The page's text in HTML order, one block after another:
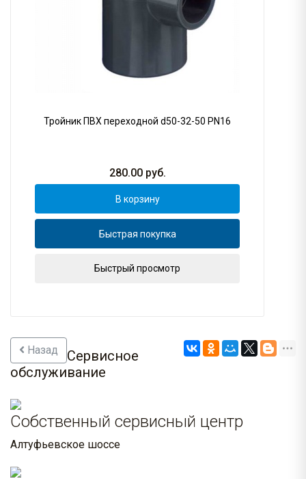
Тройник ПВХ переходной d50-32-50 PN16
280.00руб.
В корзину
Быстрая покупка
Быстрый просмотр
Назад
Сервисное
обслуживание
Собственный сервисный центр
Алтуфьевское шоссе